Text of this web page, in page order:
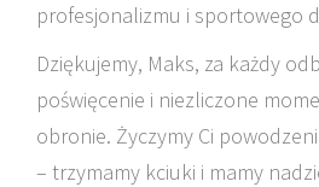
profesjonalizmu i sportowego
Dziękujemy, Maks, za każdy
poświęcenie i niezliczone
obronie. Życzymy Ci
– trzymamy kciuki i mamy